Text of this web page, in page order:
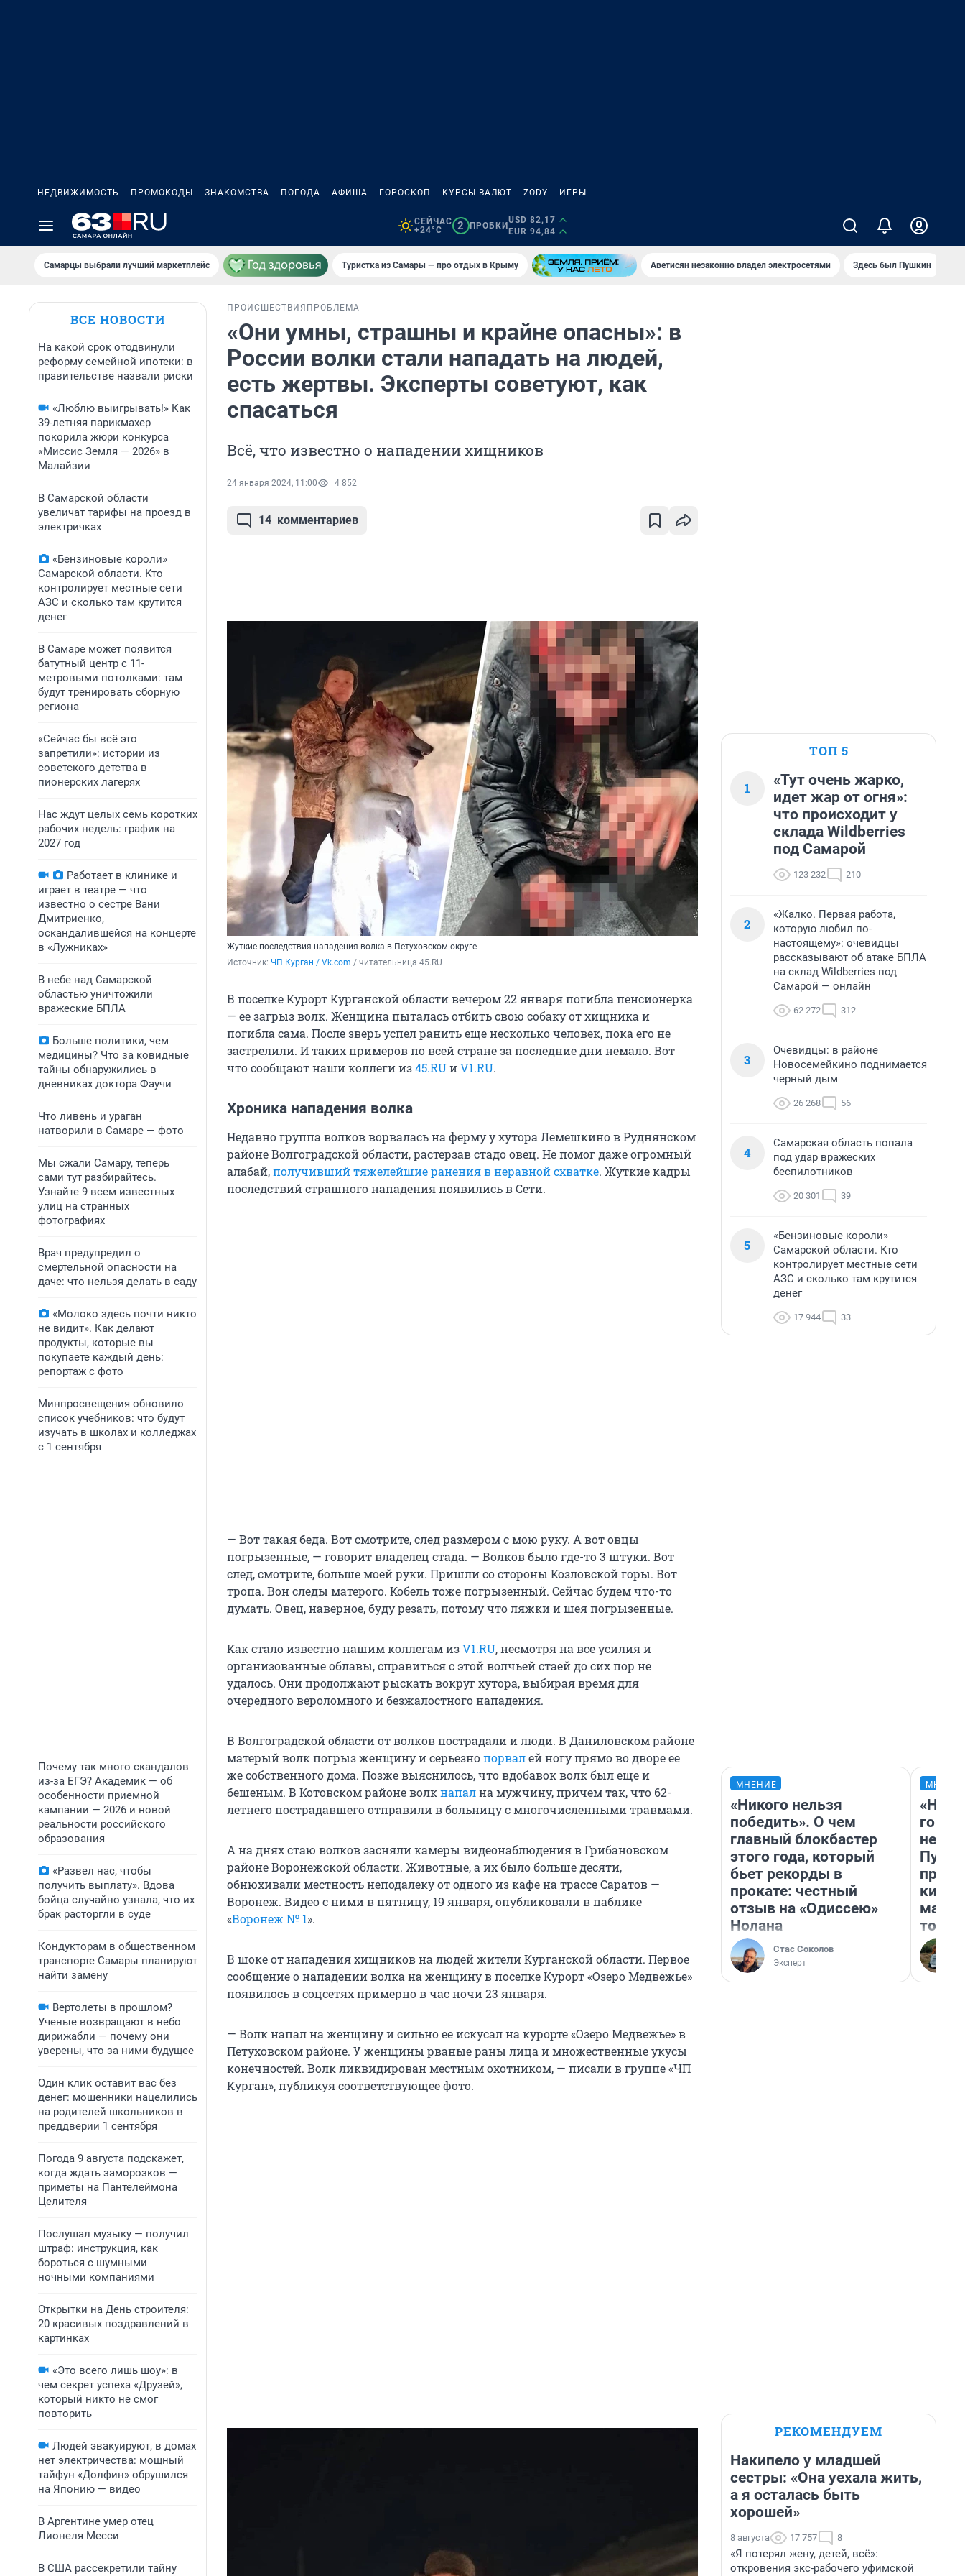
НЕДВИЖИМОСТЬ ПРОМОКОДЫ ЗНАКОМСТВА ПОГОДА АФИША ГОРОСКОП КУРСЫ ВАЛЮТ ZODY ИГРЫ
СЕЙЧАС
+24°C
2 ПРОБКИ
USD 82,17
EUR 94,84
Самарцы выбрали лучший маркетплейс Туристка из Самары — про отдых в Крыму Аветисян незаконно владел электросетями Здесь был Пушкин
ВСЕ НОВОСТИ
На какой срок отодвинули
реформу семейной ипотеки: в
правительстве назвали риски
«Люблю выигрывать!» Как
39-летняя парикмахер
покорила жюри конкурса
«Миссис Земля — 2026» в
Малайзии
В Самарской области
увеличат тарифы на проезд в
электричках
«Бензиновые короли»
Самарской области. Кто
контролирует местные сети
АЗС и сколько там крутится
денег
В Самаре может появится
батутный центр с 11-
метровыми потолками: там
будут тренировать сборную
региона
«Сейчас бы всё это
запретили»: истории из
советского детства в
пионерских лагерях
Нас ждут целых семь коротких
рабочих недель: график на
2027 год
Работает в клинике и
играет в театре — что
известно о сестре Вани
Дмитриенко,
оскандалившейся на концерте
в «Лужниках»
В небе над Самарской
областью уничтожили
вражеские БПЛА
Больше политики, чем
медицины? Что за ковидные
тайны обнаружились в
дневниках доктора Фаучи
Что ливень и ураган
натворили в Самаре — фото
Мы сжали Самару, теперь
сами тут разбирайтесь.
Узнайте 9 всем известных
улиц на странных
фотографиях
Врач предупредил о
смертельной опасности на
даче: что нельзя делать в саду
«Молоко здесь почти никто
не видит». Как делают
продукты, которые вы
покупаете каждый день:
репортаж с фото
Минпросвещения обновило
список учебников: что будут
изучать в школах и колледжах
с 1 сентября
Почему так много скандалов
из-за ЕГЭ? Академик — об
особенности приемной
кампании — 2026 и новой
реальности российского
образования
«Развел нас, чтобы
получить выплату». Вдова
бойца случайно узнала, что их
брак расторгли в суде
Кондукторам в общественном
транспорте Самары планируют
найти замену
Вертолеты в прошлом?
Ученые возвращают в небо
дирижабли — почему они
уверены, что за ними будущее
Один клик оставит вас без
денег: мошенники нацелились
на родителей школьников в
преддверии 1 сентября
Погода 9 августа подскажет,
когда ждать заморозков —
приметы на Пантелеймона
Целителя
Послушал музыку — получил
штраф: инструкция, как
бороться с шумными
ночными компаниями
Открытки на День строителя:
20 красивых поздравлений в
картинках
«Это всего лишь шоу»: в
чем секрет успеха «Друзей»,
который никто не смог
повторить
Людей эвакуируют, в домах
нет электричества: мощный
тайфун «Долфин» обрушился
на Японию — видео
В Аргентине умер отец
Лионеля Месси
В США рассекретили тайну
ПРОИСШЕСТВИЯ ПРОБЛЕМА
«Они умны, страшны и крайне опасны»: в
России волки стали нападать на людей,
есть жертвы. Эксперты советуют, как
спасаться
Всё, что известно о нападении хищников
24 января 2024, 11:00 4 852
14 комментариев
Жуткие последствия нападения волка в Петуховском округе
Источник: ЧП Курган / Vk.com / читательница 45.RU
В поселке Курорт Курганской области вечером 22 января погибла пенсионерка
— ее загрыз волк. Женщина пыталась отбить свою собаку от хищника и
погибла сама. После зверь успел ранить еще несколько человек, пока его не
застрелили. И таких примеров по всей стране за последние дни немало. Вот
что сообщают наши коллеги из45.RUиV1.RU.
Хроника нападения волка
Недавно группа волков ворвалась на ферму у хутора Лемешкино в Руднянском
районе Волгоградской области, растерзав стадо овец. Не помог даже огромный
алабай,получивший тяжелейшие ранения в неравной схватке. Жуткие кадры
последствий страшного нападения появились в Сети.
— Вот такая беда. Вот смотрите, след размером с мою руку. А вот овцы
погрызенные, — говорит владелец стада. — Волков было где-то 3 штуки. Вот
след, смотрите, больше моей руки. Пришли со стороны Козловской горы. Вот
тропа. Вон следы матерого. Кобель тоже погрызенный. Сейчас будем что-то
думать. Овец, наверное, буду резать, потому что ляжки и шея погрызенные.
Как стало известно нашим коллегам изV1.RU, несмотря на все усилия и
организованные облавы, справиться с этой волчьей стаей до сих пор не
удалось. Они продолжают рыскать вокруг хутора, выбирая время для
очередного вероломного и безжалостного нападения.
В Волгоградской области от волков пострадали и люди. В Даниловском районе
матерый волк погрыз женщину и серьезнопорвалей ногу прямо во дворе ее
же собственного дома. Позже выяснилось, что вдобавок волк был еще и
бешеным. В Котовском районе волкнапална мужчину, причем так, что 62-
летнего пострадавшего отправили в больницу с многочисленными травмами.
А на днях стаю волков засняли камеры видеонаблюдения в Грибановском
районе Воронежской области. Животные, а их было больше десяти,
обнюхивали местность неподалеку от одного из кафе на трассе Саратов —
Воронеж. Видео с ними в пятницу, 19 января, опубликовали в паблике
«Воронеж № 1».
В шоке от нападения хищников на людей жители Курганской области. Первое
сообщение о нападении волка на женщину в поселке Курорт «Озеро Медвежье»
появилось в соцсетях примерно в час ночи 23 января.
— Волк напал на женщину и сильно ее искусал на курорте «Озеро Медвежье» в
Петуховском районе. У женщины рваные раны лица и множественные укусы
конечностей. Волк ликвидирован местным охотником, — писали в группе «ЧП
Курган», публикуя соответствующее фото.
ТОП 5
1
«Тут очень жарко,
идет жар от огня»:
что происходит у
склада Wildberries
под Самарой
123 232 210
2
«Жалко. Первая работа,
которую любил по-
настоящему»: очевидцы
рассказывают об атаке БПЛА
на склад Wildberries под
Самарой — онлайн
62 272 312
3
Очевидцы: в районе
Новосемейкино поднимается
черный дым
26 268 56
4
Самарская область попала
под удар вражеских
беспилотников
20 301 39
5
«Бензиновые короли»
Самарской области. Кто
контролирует местные сети
АЗС и сколько там крутится
денег
17 944 33
МНЕНИЕ
«Никого нельзя
победить». О чем
главный блокбастер
этого года, который
бьет рекорды в
прокате: честный
отзыв на «Одиссею»
Нолана
Стас Соколов
Эксперт
«Нет
того
РЕКОМЕНДУЕМ
Накипело у младшей
сестры: «Она уехала жить,
а я осталась быть
хорошей»
8 августа 17 757 8
«Я потерял жену, детей, всё»:
откровения экс-рабочего уфимской